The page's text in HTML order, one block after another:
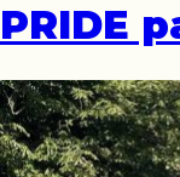
PRIDE